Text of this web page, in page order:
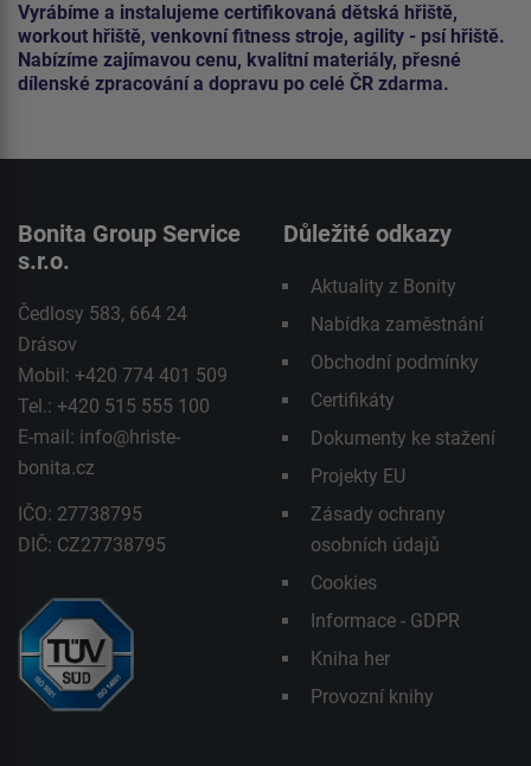
Vyrábíme a instalujeme certifikovaná dětská hřiště,
workout hřiště, venkovní fitness stroje, agility - psí hřiště.
Nabízíme zajímavou cenu, kvalitní materiály, přesné
dílenské zpracování a dopravu po celé ČR zdarma.
Bonita Group Service
s.r.o.
Čedlosy 583, 664 24
Drásov
Mobil: +420 774 401 509
Tel.: +420 515 555 100
E-mail: info@hriste-
bonita.cz
IČO: 27738795
DIČ: CZ27738795
Důležité odkazy
Aktuality z Bonity
Nabídka zaměstnání
Obchodní podmínky
Certifikáty
Dokumenty ke stažení
Projekty EU
Zásady ochrany
osobních údajů
Cookies
Informace - GDPR
Kniha her
Provozní knihy